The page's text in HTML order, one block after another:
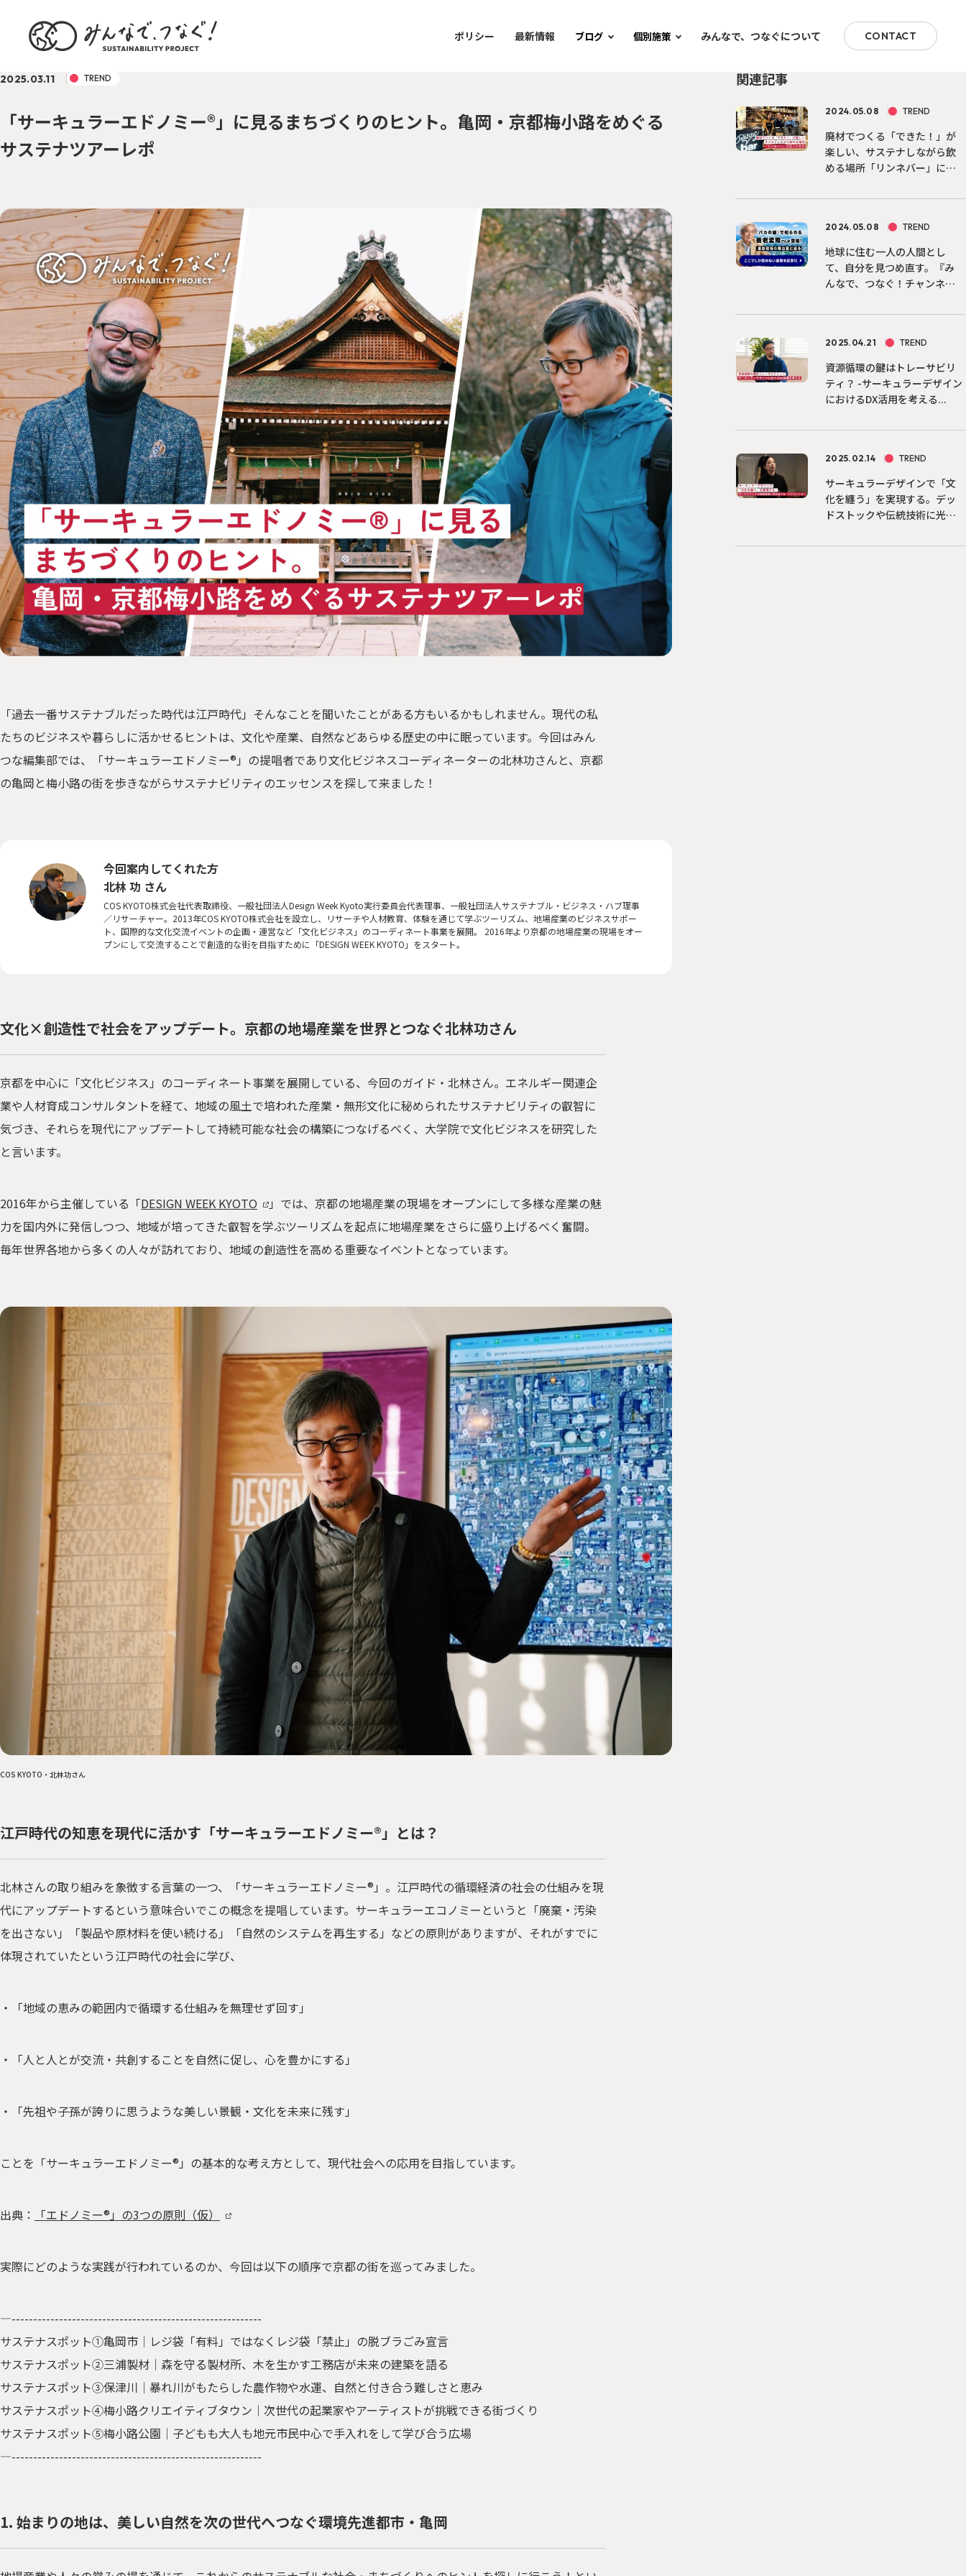
ポリシー 最新情報 ブログ 個別施策 みんなで、つなぐについて CONTACT
2025.03.11 TREND
「サーキュラーエドノミー®︎」に見るまちづくりのヒント。亀岡・京都梅小路をめぐる
サステナツアーレポ
「過去一番サステナブルだった時代は江戸時代」そんなことを聞いたことがある方もいるかもしれません。現代の私
たちのビジネスや暮らしに活かせるヒントは、文化や産業、自然などあらゆる歴史の中に眠っています。今回はみん
つな編集部では、「サーキュラーエドノミー®︎」の提唱者であり文化ビジネスコーディネーターの北林功さんと、京都
の亀岡と梅小路の街を歩きながらサステナビリティのエッセンスを探して来ました！
今回案内してくれた方
北林 功 さん
COS KYOTO株式会社代表取締役、一般社団法人Design Week Kyoto実行委員会代表理事、一般社団法人サステナブル・ビジネス・ハブ理事
／リサーチャー。2013年COS KYOTO株式会社を設立し、リサーチや人材教育、体験を通じて学ぶツーリズム、地場産業のビジネスサポー
ト、国際的な文化交流イベントの企画・運営など「文化ビジネス」のコーディネート事業を展開。 2016年より京都の地場産業の現場をオー
プンにして交流することで創造的な街を目指すために「DESIGN WEEK KYOTO」をスタート。
文化×創造性で社会をアップデート。京都の地場産業を世界とつなぐ北林功さん
京都を中心に「文化ビジネス」のコーディネート事業を展開している、今回のガイド・北林さん。エネルギー関連企
業や人材育成コンサルタントを経て、地域の風土で培われた産業・無形文化に秘められたサステナビリティの叡智に
気づき、それらを現代にアップデートして持続可能な社会の構築につなげるべく、大学院で文化ビジネスを研究した
と言います。
2016年から主催している「DESIGN WEEK KYOTO
」では、京都の地場産業の現場をオープンにして多様な産業の魅
力を国内外に発信しつつ、地域が培ってきた叡智を学ぶツーリズムを起点に地場産業をさらに盛り上げるべく奮闘。
毎年世界各地から多くの人々が訪れており、地域の創造性を高める重要なイベントとなっています。
COS KYOTO・北林功さん
江戸時代の知恵を現代に活かす「サーキュラーエドノミー®」とは？
北林さんの取り組みを象徴する言葉の一つ、「サーキュラーエドノミー®」。江戸時代の循環経済の社会の仕組みを現
代にアップデートするという意味合いでこの概念を提唱しています。サーキュラーエコノミーというと「廃棄・汚染
を出さない」「製品や原材料を使い続ける」「自然のシステムを再生する」などの原則がありますが、それがすでに
体現されていたという江戸時代の社会に学び、
・「地域の恵みの範囲内で循環する仕組みを無理せず回す」
・「人と人とが交流・共創することを自然に促し、 心を豊かにする」
・「先祖や子孫が誇りに思うような美しい景観・文化を未来に残す」
ことを「サーキュラーエドノミー®」の基本的な考え方として、現代社会への応用を目指しています。
出典： 「エドノミー®」の3つの原則（仮）
実際にどのような実践が行われているのか、今回は以下の順序で京都の街を巡ってみました。
—----------------------------------------------------------
サステナスポット①亀岡市│レジ袋「有料」ではなくレジ袋「禁止」の脱ブラごみ宣言
サステナスポット②三浦製材│森を守る製材所、木を生かす工務店が未来の建築を語る
サステナスポット③保津川│暴れ川がもたらした農作物や水運、自然と付き合う難しさと恵み
サステナスポット④梅小路クリエイティブタウン│次世代の起業家やアーティストが挑戦できる街づくり
サステナスポット⑤梅小路公園│子どもも大人も地元市民中心で手入れをして学び合う広場
—----------------------------------------------------------
1. 始まりの地は、美しい自然を次の世代へつなぐ環境先進都市・亀岡
関連記事
2024.05.08 TREND
廃材でつくる「できた！」が
楽しい、サステナしながら飲
める場所「リンネバー」に行
2024.05.08 TREND
地球に住む一人の人間とし
て、自分を見つめ直す。『み
んなで、つなぐ！チャンネ
2025.04.21 TREND
資源循環の鍵はトレーサビリ
ティ？ -サーキュラーデザイン
におけるDX活用を考える...
2025.02.14 TREND
サーキュラーデザインで「文
化を纏う」を実現する。デッ
ドストックや伝統技術に光を